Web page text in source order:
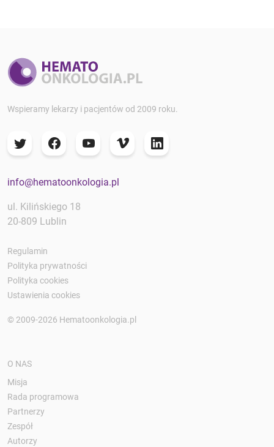
Wspieramy lekarzy i pacjentów od 2009 roku.
info@hematoonkologia.pl
ul. Kilińskiego 18
20-809 Lublin
Regulamin
Polityka prywatności
Polityka cookies
Ustawienia cookies
© 2009-2026 Hematoonkologia.pl
O NAS
Misja
Rada programowa
Partnerzy
Zespół
Autorzy